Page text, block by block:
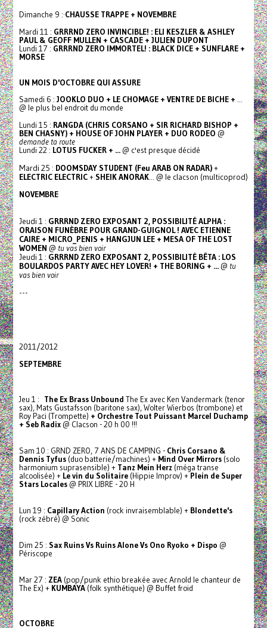
Dimanche 9 :·CHAUSSE TRAPPE + NOVEMBRE
Mardi 11 : GRRRND ZERO INVINCIBLE! : ELI KESZLER & ASHLEY
PAUL & GEOFF MULLEN + CASCADE + JULIEN DUPONT
Lundi 17 : GRRRND ZERO IMMORTEL! : BLACK DICE+ SUNFLARE +
MORSE
UN MOIS D'OCTOBRE QUI ASSURE
Samedi 6 : JOOKLO DUO + LE CHOMAGE + VENTRE DE BICHE + ...
@ le plus bel endroit du monde
Lundi 15 : RANGDA (CHRIS CORSANO + SIR RICHARD BISHOP +
BEN CHASNY) + HOUSE OF JOHN PLAYER + DUO RODEO @
demande ta route
Lundi 22 : LOTUS FUCKER + ... @ c'est presque décidé
Mardi 25 : DOOMSDAY STUDENT (Feu ARAB ON RADAR)+
ELECTRIC ELECTRIC+ SHEIK ANORAK... @ le clacson (multicoprod)
NOVEMBRE
Jeudi 1 : GRRRND ZERO EXPOSANT 2, POSSIBILITÉ ALPHA :
ORAISON FUNÈBRE POUR GRAND-GUIGNOL ! AVEC ETIENNE
CAIRE + MICRO_PENIS + HANGJUN LEE + MESA OF THE LOST
WOMEN @ tu vas bien voir
Jeudi 1 : GRRRND ZERO EXPOSANT 2, POSSIBILITÉ BÊTA : LOS
BOULARDOS PARTY AVEC HEY LOVER! + THE BORING + ... @ tu
vas bien voir
---
2011/2012
SEPTEMBRE
Jeu 1 : The Ex Brass Unbound The Ex avec Ken Vandermark (tenor
sax), Mats Gustafsson (baritone sax), Wolter Wierbos (trombone) et
Roy Paci (Trompette) + Orchestre Tout Puissant Marcel Duchamp
+ Seb Radix@ Clacson - 20 h 00 !!!
Sam 10 : GRND ZERO, 7 ANS DE CAMPING - Chris Corsano &
Dennis Tyfus(duo batterie/machines) + Mind Over Mirrors(solo
harmonium suprasensible) + Tanz Mein Herz (méga transe
alcoolisée) + Le vin du Solitaire(Hippie Improv) + Plein de Super
Stars Locales@ PRIX LIBRE - 20 H
Lun 19 : Capillary Action (rock invraisemblable) + Blondette's
(rock zébré) @ Sonic
Dim 25 : Sax Ruins Vs Ruins Alone Vs Ono Ryoko + Dispo @
Périscope
Mar 27 : ZEA(pop/punk ethio breakée avec Arnold le chanteur de
The Ex) + KUMBAYA(folk synthétique) @ Buffet froid
OCTOBRE